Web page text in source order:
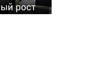
рост